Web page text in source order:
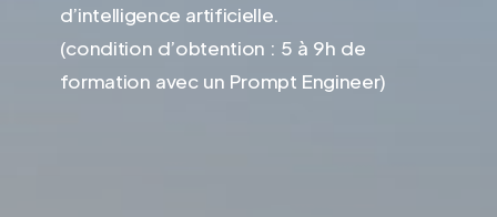
d’intelligence artificielle.
(condition d’obtention : 5 à 9h de
formation avec un Prompt Engineer)